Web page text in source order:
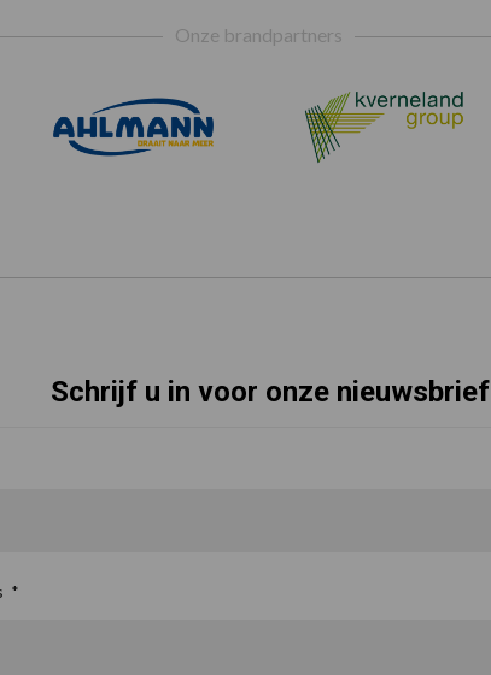
Onze brandpartners
Schrijf u in voor onze nieuwsbrief
*